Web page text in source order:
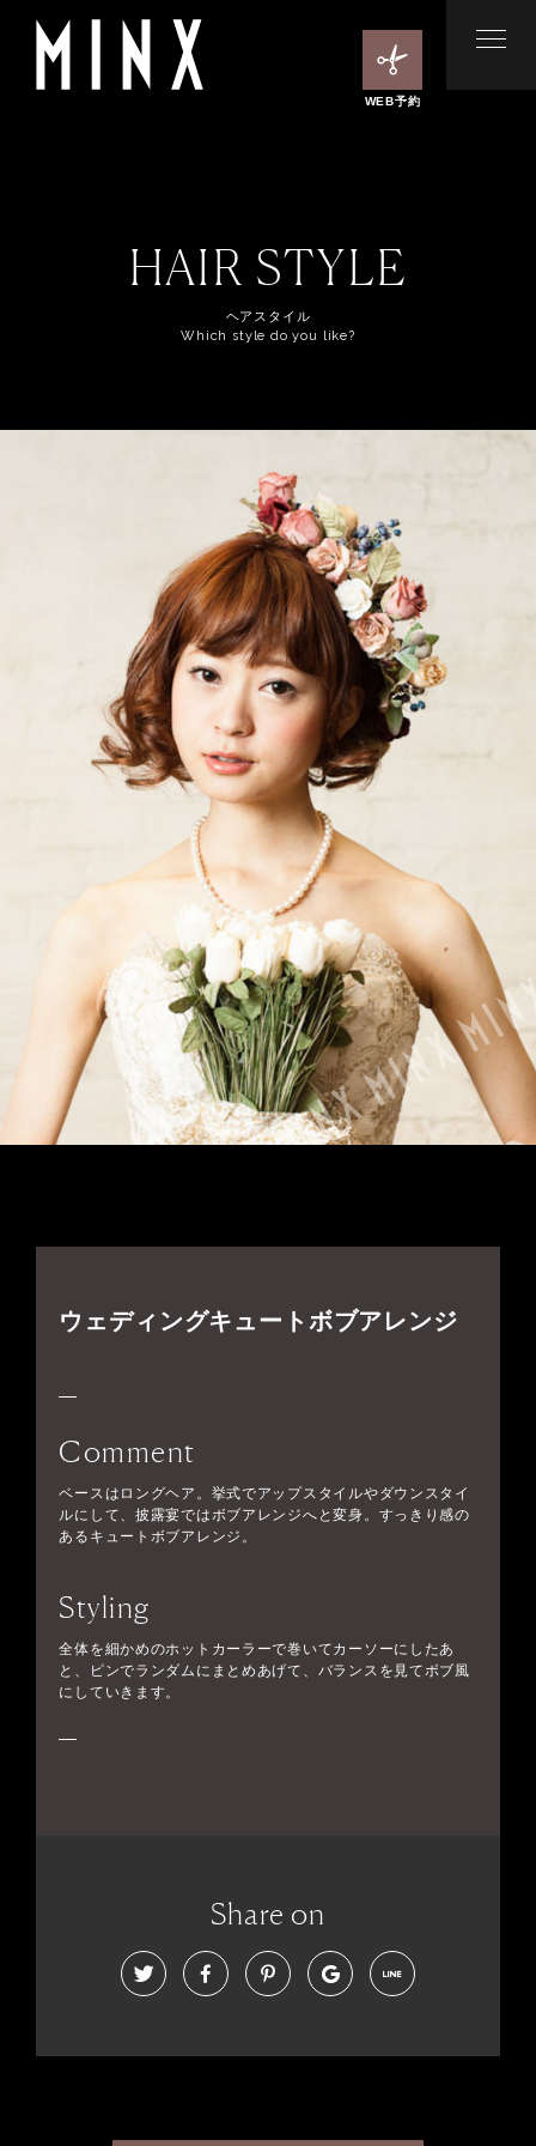
WEB予約
HAIR STYLE
ヘアスタイル
Which style do you like?
ウェディングキュートボブアレンジ
Comment
ベースはロングヘア。挙式でアップスタイルやダウンスタイ
ルにして、披露宴ではボブアレンジへと変身。すっきり感の
あるキュートボブアレンジ。
Styling
全体を細かめのホットカーラーで巻いてカーソーにしたあ
と、ピンでランダムにまとめあげて、バランスを見てボブ風
にしていきます。
Share on